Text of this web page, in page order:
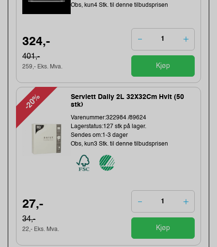
Obs, kun4 Stk. til denne tilbudsprisen
324,-
401,-
259,- Eks. Mva. Kjøp
-20%
Serviett Daily 2L 32X32Cm Hvit (50
stk)
Varenummer:322984 /89624
Lagerstatus:127 stk på lager.
Sendes om:1-3 dager
Obs, kun3 Stk. til denne tilbudsprisen
27,-
34,-
22,- Eks. Mva. Kjøp